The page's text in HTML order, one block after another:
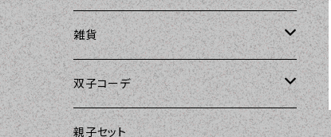
The Sunday Girl（ザサンデーガール）
Carolyn's Kitchen（キャロリンズキッチ
ン）
Sugar baby aprons（シュガーベイビ
amorico（アモリコ）
The Sunday Girl（ザサンデーガール）
ASD Living（エーエスディーリビング）
Kitsch'n Glam（キッチングラム）
エプロン
Kitsch'n Glam（キッチングラム）
Sierra Rose（シエラローズ）
雑貨
amorico（アモリコ）
雑貨
amorico（アモリコ）
The Sunday Girl（ザサンデーガール）
双子コーデ
The Sunday Girl（サンデーガール）
親子セット